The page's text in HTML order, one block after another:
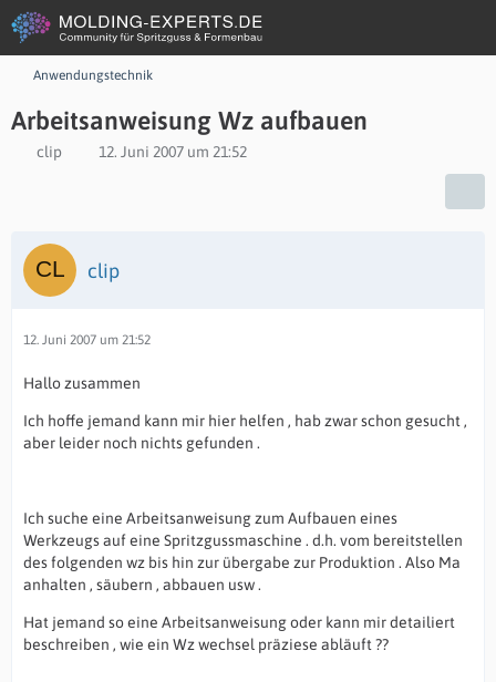
Anwendungstechnik
Arbeitsanweisung Wz aufbauen
clip 12. Juni 2007 um 21:52
clip
12. Juni 2007 um 21:52
Hallo zusammen
Ich hoffe jemand kann mir hier helfen , hab zwar schon gesucht ,
aber leider noch nichts gefunden .
Ich suche eine Arbeitsanweisung zum Aufbauen eines
Werkzeugs auf eine Spritzgussmaschine . d.h. vom bereitstellen
des folgenden wz bis hin zur übergabe zur Produktion . Also Ma
anhalten , säubern , abbauen usw .
Hat jemand so eine Arbeitsanweisung oder kann mir detailiert
beschreiben , wie ein Wz wechsel präziese abläuft ??